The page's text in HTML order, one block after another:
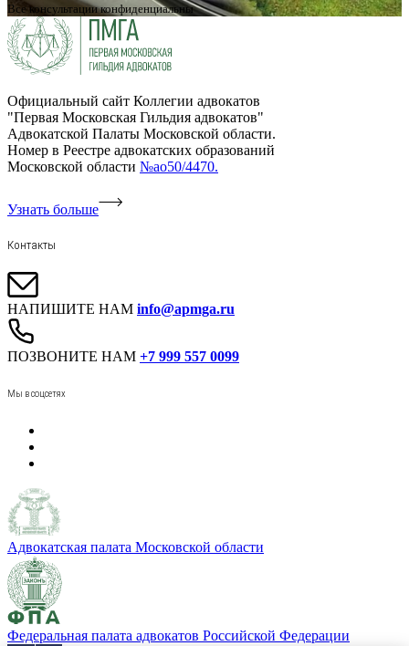
Все консультации конфиденциальны
Официальный сайт Коллегии адвокатов
"Первая Московская Гильдия адвокатов"
Адвокатской Палаты Московской области.
Номер в Реестре адвокатских образований
Московской области №ао50/4470.
Узнать больше
Контакты
НАПИШИТЕ НАМ info@apmga.ru
ПОЗВОНИТЕ НАМ +7 999 557 0099
Мы в соцсетях
Адвокатская палата Московской области
Федеральная палата адвокатов Российской Федерации